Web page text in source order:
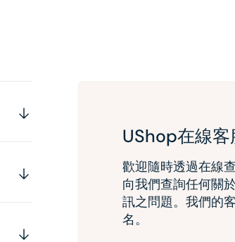
UShop在線客
歡迎隨時透過在線
向我們查詢任何關
訊之問題。我們的
名。